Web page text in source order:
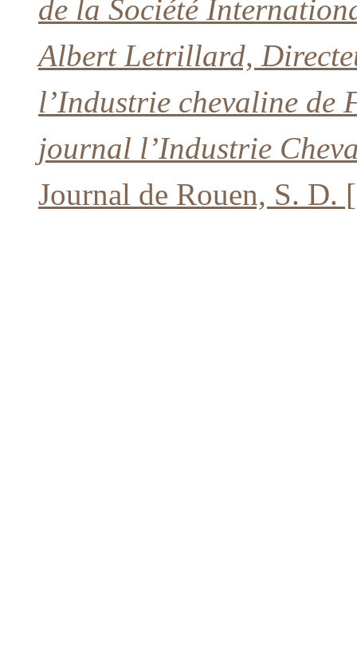
de la Société
Albert Letrillard,
l’Industrie chevaline de
journal l’Industrie
Journal de Rouen, S. D.